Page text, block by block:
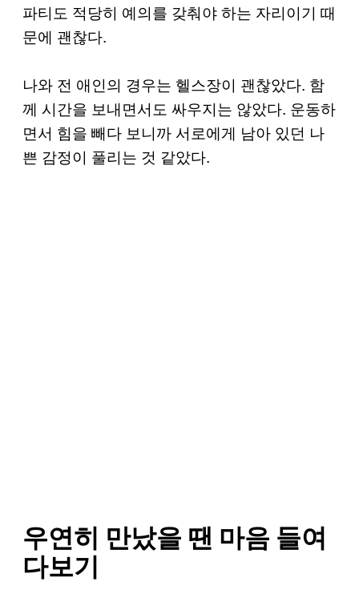
파티도 적당히 예의를 갖춰야 하는 자리이기 때
문에 괜찮다.
나와 전 애인의 경우는 헬스장이 괜찮았다. 함
께 시간을 보내면서도 싸우지는 않았다. 운동하
면서 힘을 빼다 보니까 서로에게 남아 있던 나
쁜 감정이 풀리는 것 같았다.
우연히 만났을 땐 마음 들여
다보기